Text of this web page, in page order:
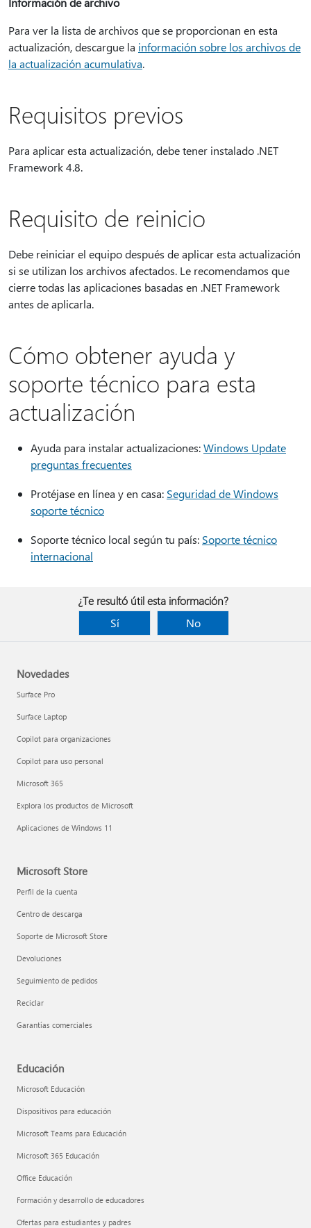
Para ver la lista de archivos que se proporcionan en esta
actualización, descargue la información sobre los archivos de
la actualización acumulativa.
Requisitos previos
Para aplicar esta actualización, debe tener instalado .NET
Framework 4.8.
Requisito de reinicio
Debe reiniciar el equipo después de aplicar esta actualización
si se utilizan los archivos afectados. Le recomendamos que
cierre todas las aplicaciones basadas en .NET Framework
antes de aplicarla.
Cómo obtener ayuda y
soporte técnico para esta
actualización
Ayuda para instalar actualizaciones:Windows Update
preguntas frecuentes
Protéjase en línea y en casa: Seguridad de Windows
soporte técnico
Soporte técnico local según tu país: Soporte técnico
internacional
¿Te resultó útil esta información?
Sí
No
Novedades
Surface Pro
Surface Laptop
Copilot para organizaciones
Copilot para uso personal
Microsoft 365
Explora los productos de Microsoft
Aplicaciones de Windows 11
Microsoft Store
Perfil de la cuenta
Centro de descarga
Soporte de Microsoft Store
Devoluciones
Seguimiento de pedidos
Reciclar
Garantías comerciales
Educación
Microsoft Educación
Dispositivos para educación
Microsoft Teams para Educación
Microsoft 365 Educación
Office Educación
Formación y desarrollo de educadores
Ofertas para estudiantes y padres